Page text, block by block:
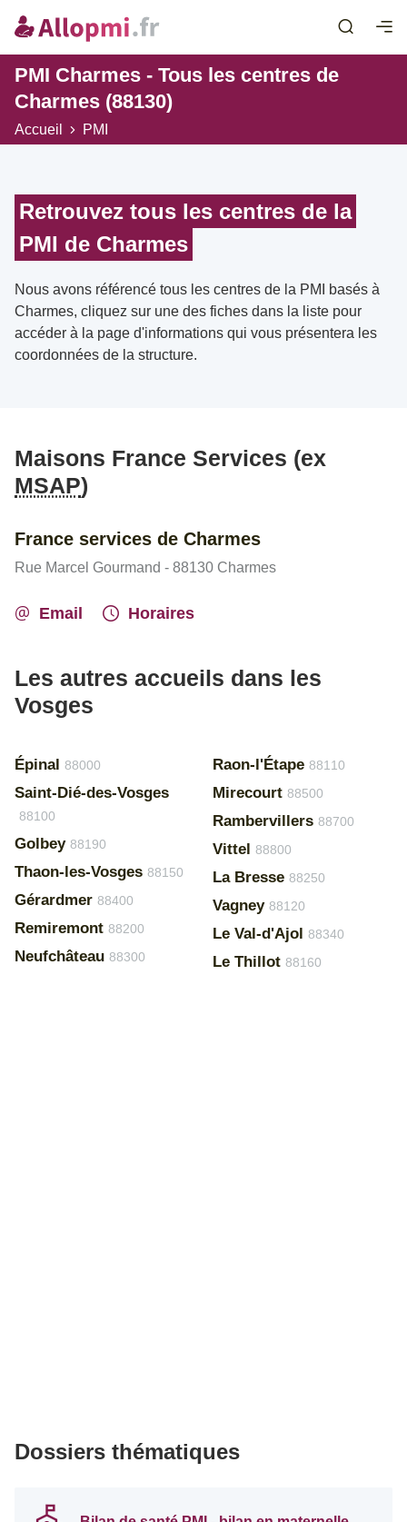
PMI Charmes - Tous les centres de
Charmes (88130)
Accueil PMI
Retrouvez tous les centres de la
PMI de Charmes
Nous avons référencé tous les centres de la PMI basés à
Charmes, cliquez sur une des fiches dans la liste pour
accéder à la page d'informations qui vous présentera les
coordonnées de la structure.
Maisons France Services (ex
MSAP)
France services de Charmes
Rue Marcel Gourmand - 88130 Charmes
Email Horaires
Les autres accueils dans les
Vosges
Épinal 88000
Saint-Dié-des-Vosges
88100
Golbey 88190
Thaon-les-Vosges 88150
Gérardmer 88400
Remiremont 88200
Neufchâteau 88300
Raon-l'Étape 88110
Mirecourt 88500
Rambervillers 88700
Vittel 88800
La Bresse 88250
Vagney 88120
Le Val-d'Ajol 88340
Le Thillot 88160
Dossiers thématiques